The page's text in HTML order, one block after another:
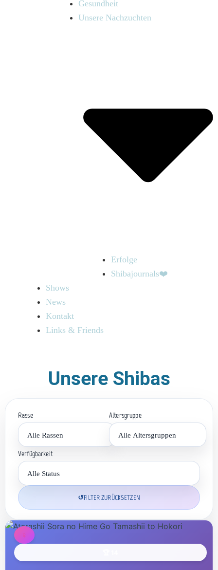
Gesundheit
Unsere Nachzuchten
Erfolge
Shibajournals❤️
Shows
News
Kontakt
Links & Friends
Unsere Shibas
Rasse Altersgruppe
Verfügbarkeit
↺FILTER ZURÜCKSETZEN
♀